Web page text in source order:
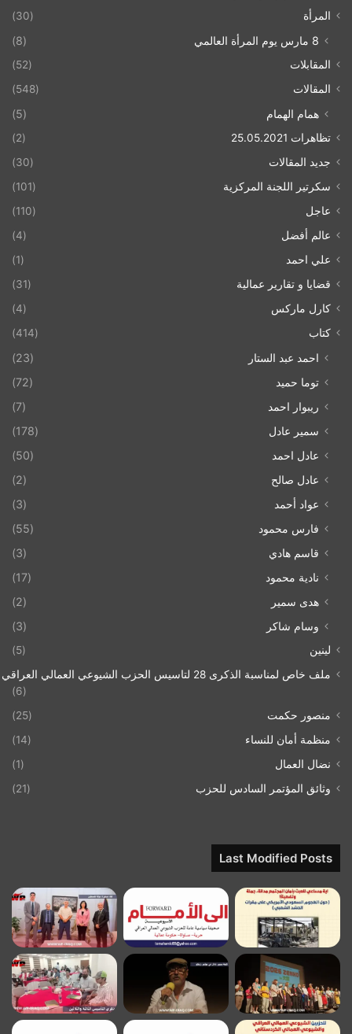
المرأة (30)
8 مارس يوم المرأة العالمي (8)
المقابلات
(52)
المقالات
(548)
همام الهمام (5)
تظاهرات 25.05.2021
(2)
جديد المقالات
(30)
سكرتير اللجنة المركزية
(101)
عاجل
(110)
عالم أفضل
(4)
علي احمد
(1)
قضايا و تقارير عمالية
(31)
كارل ماركس
(4)
كتاب
(414)
احمد عبد الستار
(23)
توما حميد
(72)
ريبوار احمد
(7)
سمير عادل
(178)
عادل احمد
(50)
عادل صالح
(2)
عواد أحمد
(3)
فارس محمود
(55)
قاسم هادي
(3)
نادية محمود
(17)
هدى سمير
(2)
وسام شاكر
(3)
لينين
(5)
ملف خاص لمناسبة الذكرى 28 لتاسيس الحزب الشيوعي العمالي العراقي 1993/07/21
(6)
منصور حكمت
(25)
منظمة أمان للنساء
(14)
نضال العمال
(1)
وثائق المؤتمر السادس للحزب
(21)
Last Modified Posts